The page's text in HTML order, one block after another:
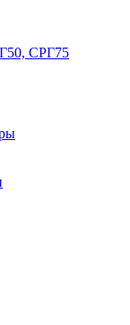
СРГ75